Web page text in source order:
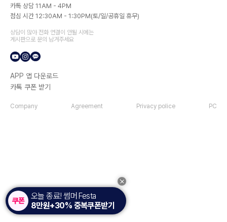
오늘 종료! 썸머 Festa
8만원+30% 중복쿠폰받기
카톡 상담 11AM - 4PM
점심 시간 12:30AM - 1:30PM(토/일/공휴일 휴무)
상담이 많아 전화 연결이 안될 시에는
게시판으로 문의 남겨주세요
APP 앱 다운로드
카톡 쿠폰 받기
Company Agreement Privacy police PC